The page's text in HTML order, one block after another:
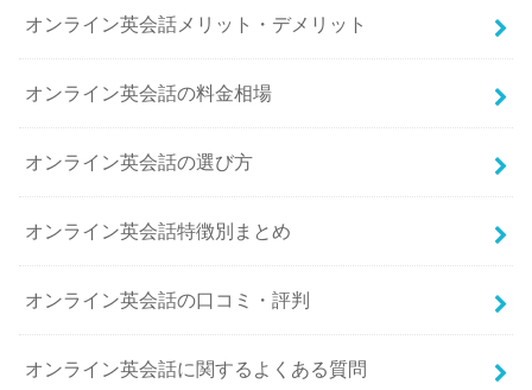
オンライン英会話メリット・デメリット
オンライン英会話の料金相場
オンライン英会話の選び方
オンライン英会話特徴別まとめ
オンライン英会話の口コミ・評判
オンライン英会話に関するよくある質問